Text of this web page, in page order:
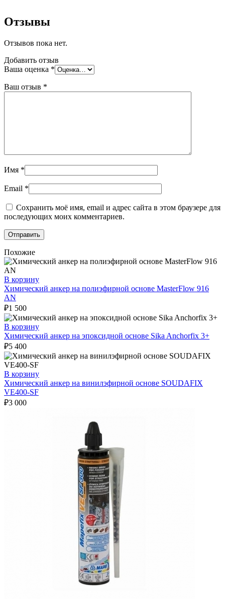
Отзывы
Отзывов пока нет.
Добавить отзыв
Ваша оценка *
Ваш отзыв *
Имя *
Email *
Сохранить моё имя, email и адрес сайта в этом браузере для
последующих моих комментариев.
Похожие
В корзину
Химический анкер на полиэфирной основе MasterFlow 916
AN
₽1 500
В корзину
Химический анкер на эпоксидной основе Sika Anchorfix 3+
₽5 400
В корзину
Химический анкер на винилэфирной основе SOUDAFIX
VE400-SF
₽3 000